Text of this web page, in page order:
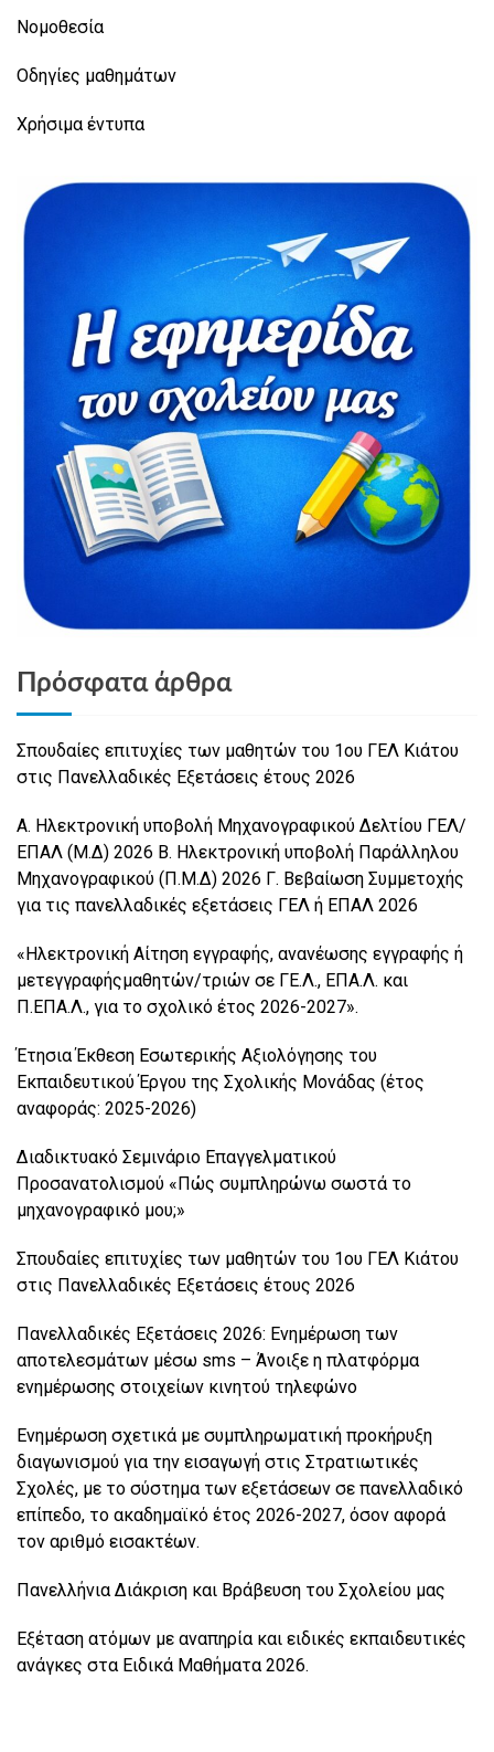
Νομοθεσία
Οδηγίες μαθημάτων
Χρήσιμα έντυπα
Πρόσφατα άρθρα
Σπουδαίες επιτυχίες των μαθητών του 1ου ΓΕΛ Κιάτου
στις Πανελλαδικές Εξετάσεις έτους 2026
Α. Ηλεκτρονική υποβολή Μηχανογραφικού Δελτίου ΓΕΛ/
ΕΠΑΛ (Μ.Δ) 2026 Β. Ηλεκτρονική υποβολή Παράλληλου
Μηχανογραφικού (Π.Μ.Δ) 2026 Γ. Βεβαίωση Συμμετοχής
για τις πανελλαδικές εξετάσεις ΓΕΛ ή ΕΠΑΛ 2026
«Ηλεκτρονική Αίτηση εγγραφής, ανανέωσης εγγραφής ή
μετεγγραφήςμαθητών/τριών σε ΓΕ.Λ., ΕΠΑ.Λ. και
Π.ΕΠΑ.Λ., για το σχολικό έτος 2026-2027».
Έτησια Έκθεση Εσωτερικής Αξιολόγησης του
Εκπαιδευτικού Έργου της Σχολικής Μονάδας (έτος
αναφοράς: 2025-2026)
Διαδικτυακό Σεμινάριο Επαγγελματικού
Προσανατολισμού «Πώς συμπληρώνω σωστά το
μηχανογραφικό μου;»
Σπουδαίες επιτυχίες των μαθητών του 1ου ΓΕΛ Κιάτου
στις Πανελλαδικές Εξετάσεις έτους 2026
Πανελλαδικές Εξετάσεις 2026: Ενημέρωση των
αποτελεσμάτων μέσω sms – Άνοιξε η πλατφόρμα
ενημέρωσης στοιχείων κινητού τηλεφώνο
Ενημέρωση σχετικά με συμπληρωματική προκήρυξη
διαγωνισμού για την εισαγωγή στις Στρατιωτικές
Σχολές, με το σύστημα των εξετάσεων σε πανελλαδικό
επίπεδο, το ακαδημαϊκό έτος 2026-2027, όσον αφορά
τον αριθμό εισακτέων.
Πανελλήνια Διάκριση και Βράβευση του Σχολείου μας
Εξέταση ατόμων με αναπηρία και ειδικές εκπαιδευτικές
ανάγκες στα Ειδικά Μαθήματα 2026.